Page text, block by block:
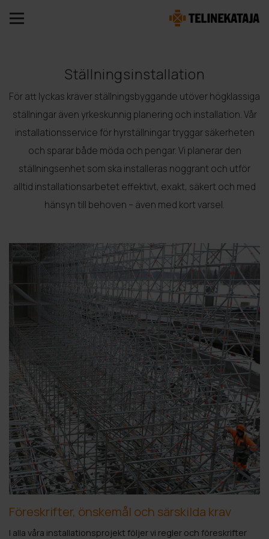
Ställningsinstallation
För att lyckas kräver ställningsbyggande utöver högklassiga
ställningar även yrkeskunnig planering och installation. Vår
installationsservice för hyrställningar tryggar säkerheten
och sparar både möda och pengar. Vi planerar den
ställningsenhet som ska installeras noggrant och utför
alltid installationsarbetet effektivt, exakt, säkert och med
hänsyn till behoven – även med kort varsel.
Föreskrifter, önskemål och särskilda krav
I alla våra installationsprojekt följer vi regler och föreskrifter